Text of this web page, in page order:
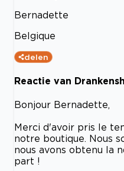
Bernadette
Belgique
delen
Reactie van
Bonjour Bernadette,
Merci d'avoir pris le
notre boutique. Nous
nous avons obtenu la
part !